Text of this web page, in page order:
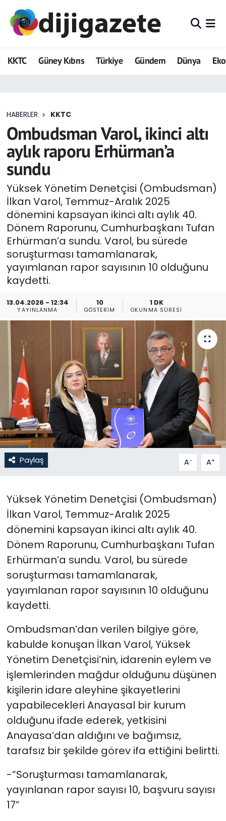
KKTC Güney Kıbrıs Türkiye Gündem Dünya
HABERLER KKTC
Ombudsman Varol, ikinci altı
aylık raporu Erhürman’a
sundu
Yüksek Yönetim Denetçisi (Ombudsman)
İlkan Varol, Temmuz-Aralık 2025
dönemini kapsayan ikinci altı aylık 40.
Dönem Raporunu, Cumhurbaşkanı Tufan
Erhürman’a sundu. Varol, bu sürede
soruşturması tamamlanarak,
yayımlanan rapor sayısının 10 olduğunu
kaydetti.
13.04.2026 - 12:34
YAYINLANMA
10
GÖSTERIM
1 DK
OKUNMA SÜRESI
Paylaş A- A+
Yüksek Yönetim Denetçisi (Ombudsman)
İlkan Varol, Temmuz-Aralık 2025
dönemini kapsayan ikinci altı aylık 40.
Dönem Raporunu, Cumhurbaşkanı Tufan
Erhürman’a sundu. Varol, bu sürede
soruşturması tamamlanarak,
yayımlanan rapor sayısının 10 olduğunu
kaydetti.
Ombudsman’dan verilen bilgiye göre,
kabulde konuşan İlkan Varol, Yüksek
Yönetim Denetçisi’nin, idarenin eylem ve
işlemlerinden mağdur olduğunu düşünen
kişilerin idare aleyhine şikayetlerini
yapabilecekleri Anayasal bir kurum
olduğunu ifade ederek, yetkisini
Anayasa’dan aldığını ve bağımsız,
tarafsız bir şekilde görev ifa ettiğini belirtti.
-“Soruşturması tamamlanarak,
yayınlanan rapor sayısı 10, başvuru sayısı
17”
ADVERTORIAL
Dijigazete
Eğitim
Ekonomi
Foto Galeri
GEZİ
Güncel
Gündem
KKTC
KKTC YEREL SEÇİM 2018
Kültür Sanat
Moda
Nöbetçi Eczaneler
Otomobil Dünyası
Politika
Spor
Teknoloji
TÜRKiYE
Video Galeri
YAŞAM
Yazarlar
Hava Durumu
Trafik Durumu
Tüm Manşetler
Son Dakika Haberleri
Haber Arşivi